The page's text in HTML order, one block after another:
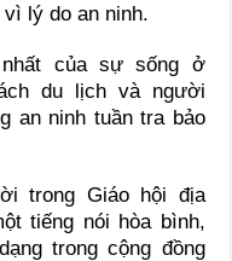
lý do an ninh.
của sự sống ở
du lịch và người
an ninh tuần tra bảo
trong Giáo hội địa
tiếng nói hòa bình,
trong cộng đồng